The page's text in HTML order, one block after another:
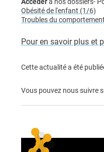
Accéderà nos dossiers-
Obésité de l'enfant (1/6)
Troubles du
Pour en savoir plus et
Cette actualité a été
Vous pouvez nous suivre